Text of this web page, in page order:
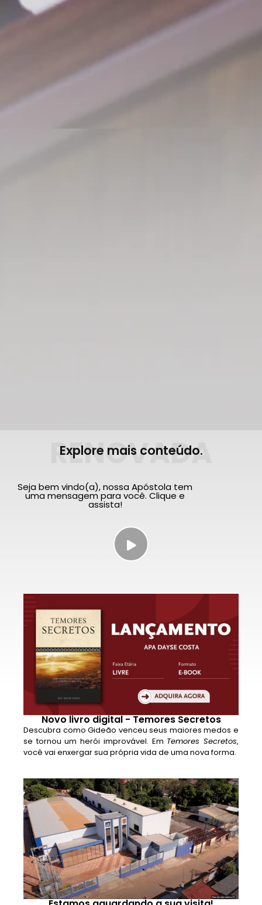
RENOVADA
Explore mais conteúdo.
Seja bem vindo(a), nossa Apóstola tem
uma mensagem para você. Clique e
assista!
Novo livro digital - Temores Secretos
Descubra como Gideão venceu seus maiores medos e
se tornou um herói improvável. Em Temores Secretos,
você vai enxergar sua própria vida de uma nova forma.